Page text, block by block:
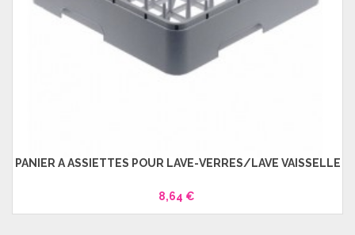
PANIER À ASSIETTES POUR LAVE-VERRES/LAVE VAISSELLE
8,64 €